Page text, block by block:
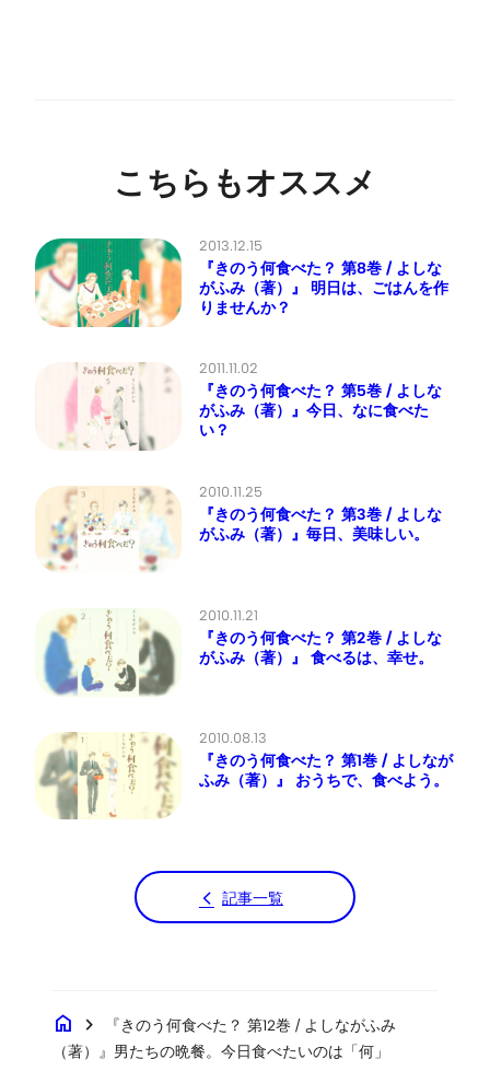
こちらもオススメ
2013.12.15
『きのう何食べた？ 第8巻 / よしな
がふみ（著）』 明日は、ごはんを作
りませんか？
2011.11.02
『きのう何食べた？ 第5巻 / よしな
がふみ（著）』今日、なに食べた
い？
2010.11.25
『きのう何食べた？ 第3巻 / よしな
がふみ（著）』毎日、美味しい。
2010.11.21
『きのう何食べた？ 第2巻 / よしな
がふみ（著）』 食べるは、幸せ。
2010.08.13
『きのう何食べた？ 第1巻 / よしなが
ふみ（著）』 おうちで、食べよう。
記事一覧
home chevron_right
『きのう何食べた？ 第12巻 / よしながふみ
（著）』男たちの晩餐。今日食べたいのは「何」